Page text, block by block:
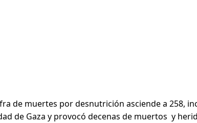
de muertes por desnutrición asciende a 258,
de Gaza y provocó decenas de muertos y